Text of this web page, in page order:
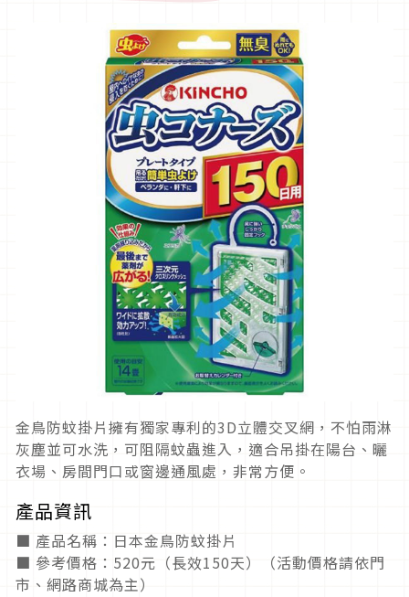
金鳥防蚊掛片擁有獨家專利的3D立體交叉網，不怕雨淋
灰塵並可水洗，可阻隔蚊蟲進入，適合吊掛在陽台、曬
衣場、房間門口或窗邊通風處，非常方便。
產品資訊
■ 產品名稱：日本金鳥防蚊掛片
■ 參考價格：520元（長效150天）（活動價格請依門
市、網路商城為主）